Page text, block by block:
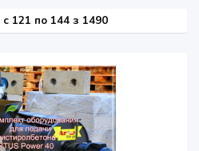
c 121 по 144 з 1490